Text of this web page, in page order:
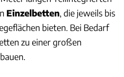
Einzelbetten, die jeweils bis
bieten. Bei Bedarf
zu einer großen